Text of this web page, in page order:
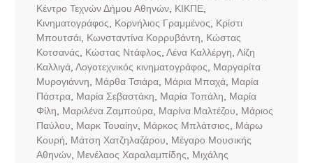
Κέντρο Τεχνών Δήμου Αθηνών, ΚΙΚΠΕ,
Κινηματογράφος
Κορνήλιος Γραμμένος
Κρίστι
Μπουτσάι, Κωνσταντίνα Κορρυβάντη
Κώστας
Κοτσανάς
Κώστας Ντάφλος Λένα Καλλέργη Λίζη
Καλλιγά, Λογοτεχνικός κινηματογράφος
Μαργαρίτα
Μυρογιάννη
Μάρθα Τσιάρα, Μάρια Μπαχά, Μαρία
Πάστρα, Μαρία Σεβαστάκη Μαρία Τοπάλη
Μαρία
Φίλη
Μαριλένα Ζαμπούρα, Μαρίνα Μαλτέζου
Μάριος
Παύλου
Μαρκ Τουαίην, Μάρκος Μπλάτσιος
Μάρω
Κουρή
Μάτση Χατζηλαζάρου
Μέγαρο Μουσικής
Αθηνών, Μενέλαος Χαραλαμπίδης
Μιχάλης